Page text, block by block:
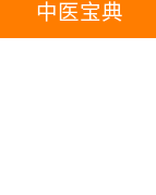
中医宝典